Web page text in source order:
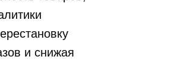
и снижая